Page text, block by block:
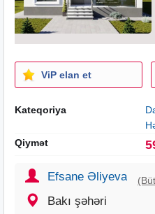
ViP elan et
Kateqoriya
Qiymət
Efsane Əliyeva
Bakı şəhəri